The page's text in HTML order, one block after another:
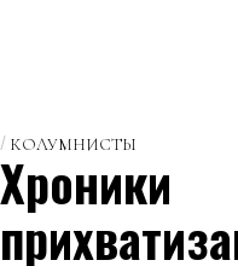
КОЛУМНИСТЫ
Хроники